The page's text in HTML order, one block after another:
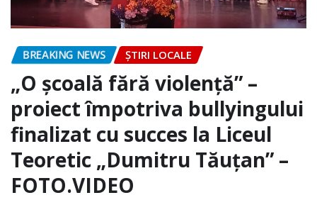
BREAKING NEWS ȘTIRI LOCALE
„O școală fără violență” –
proiect împotriva bullyingului
finalizat cu succes la Liceul
Teoretic „Dumitru Tăuțan” –
FOTO.VIDEO